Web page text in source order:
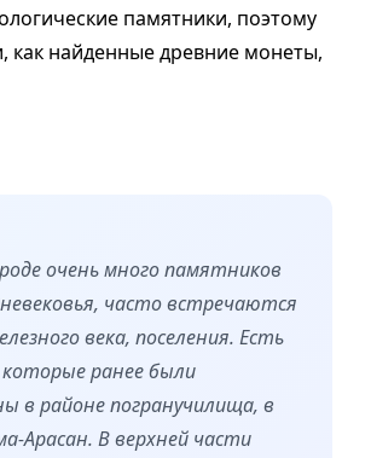
памятники, поэтому
как найденные древние монеты,
очень много памятников
часто встречаются
века, поселения. Есть
ранее были
в районе погранучилища, в
Арасан. В верхней части